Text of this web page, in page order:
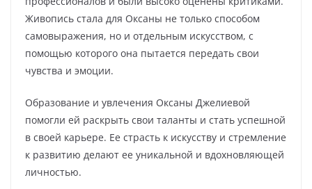
Живопись стала для Оксаны не только способом
самовыражения, но и отдельным искусством, с
помощью которого она пытается передать свои
чувства и эмоции.
Образование и увлечения Оксаны Джелиевой
помогли ей раскрыть свои таланты и стать успешной
в своей карьере. Ее страсть к искусству и стремление
к развитию делают ее уникальной и вдохновляющей
личностью.